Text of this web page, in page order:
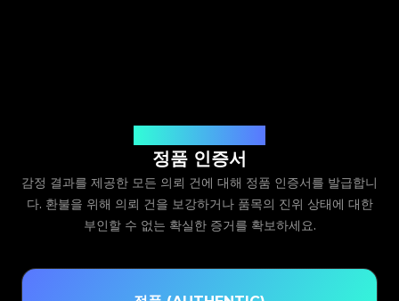
정품 인증서
감정 결과를 제공한 모든 의뢰 건에 대해 정품 인증서를 발급합니
다. 환불을 위해 의뢰 건을 보강하거나 품목의 진위 상태에 대한
부인할 수 없는 확실한 증거를 확보하세요.